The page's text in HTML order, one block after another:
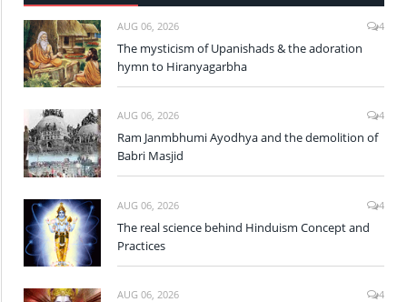
AUG 06, 2026 4
The mysticism of Upanishads & the adoration
hymn to Hiranyagarbha
AUG 06, 2026 4
Ram Janmbhumi Ayodhya and the demolition of
Babri Masjid
AUG 06, 2026 4
The real science behind Hinduism Concept and
Practices
AUG 06, 2026 4